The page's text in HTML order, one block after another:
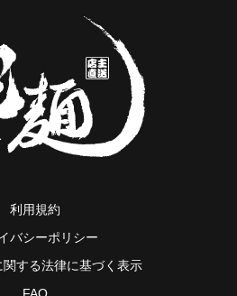
利用規約
バシーポリシー
する法律に基づく表示